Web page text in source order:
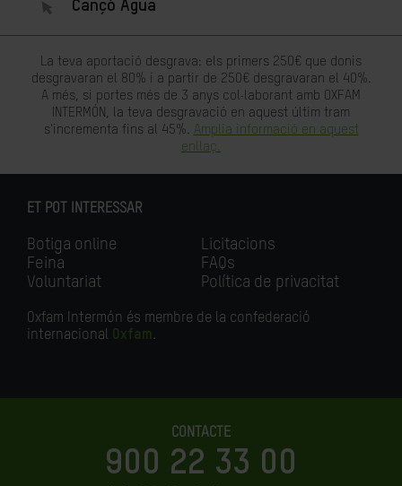
Cançó Agua
La teva aportació desgrava: els primers 250€ que donis
desgravaran el 80% i a partir de 250€ desgravaran el 40%.
A més, si portes més de 3 anys col·laborant amb OXFAM
INTERMÓN, la teva desgravació en aquest últim tram
s'incrementa fins al 45%. Amplia informació en aquest
enllaç.
ET POT INTERESSAR
Botiga online
Feina
Voluntariat
Licitacions
FAQs
Política de privacitat
Oxfam Intermón és membre de la confederació
internacional Oxfam.
CONTACTE
900 22 33 00